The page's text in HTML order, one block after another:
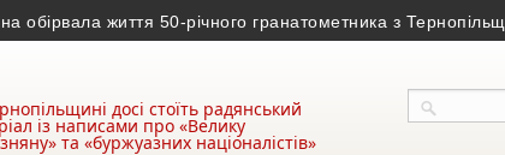
життя 50-річного гранатометника з
досі стоїть радянський
із написами про «Велику
та «буржуазних націоналістів»